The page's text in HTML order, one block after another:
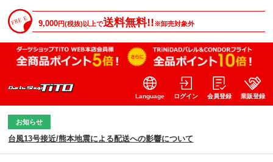
9,000円(税抜)以上で送料無料!!※卸売対象外
Language ログイン 会員登録 業販登録
お知らせ
台風13号接近/熊本地震による配送への影響について